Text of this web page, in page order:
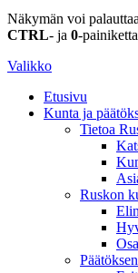
Näkymän voi
CTRL- ja 0-
Valikko
Etusivu
Kunta ja
Tietoa
Ruskon